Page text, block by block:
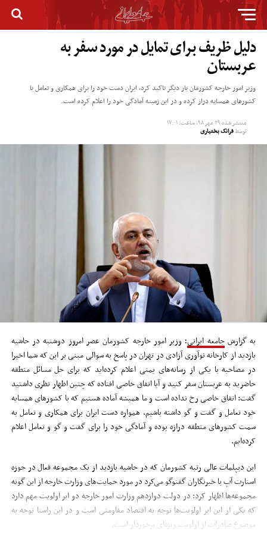
دلیل ظریف برای تمایل در مورد سفر به
عربستان
وزیر امور خارجه کشورمان بار دیگر تاکید کرد، ایران دست خود را برای همکاری و تعامل با
کشورهای همسایه دراز کرده و در این زمینه آمادگی خود را اعلام کرده است.
منتشر شده۲۹ مهر ۹۸, ساعت: ۱۷:۰۱
توسطفرانک بختیاری
به گزارشجامعه ایرانی؛ وزیر امور خارجه کشورمان عصر امروز دوشنبه در حاشیه
بازدید از کارخانه‌ نوآوری آزادی در تهران در پاسخ به سوالی مبنی بر این که شما اخیرا
در مصاحبه با یکی از رسانه‌های یمنی اعلام کرده‌اید که برای حل مسائل منطقه
حاضرید به عربستان سفر کنید و آیا اتفاق خاصی افتاده که چنین اظهار نظری داشتید
گفت: اتفاق خاصی رخ نداده است و ما همیشه آماده هستیم که با کشورهای همسایه
خود تعامل و گفت و گو داشته باشیم. همواره دست ایران برای همکاری و تعامل به
سمت کشورهای منطقه درازه بوده و آمادگی خود را برای گفت و گو و تعامل اعلام
کرده‌ایم.
این دیپلمات عالی رتبه کشورمان که در حاشیه بازدید از یک مجموعه فعال در حوزه
استارت آپ با خبرنگاران گفتوگو می‌کرد در مورد حمایت‌های وزارت خارجه از این گونه
مجموعه‌ها اظهار کرد:‌ در دولت دوازدهم وزارت امور خارجه دو ابر اولویت مهم دارد
که یکی از این ابر اولویت‌ها توجه به اقتصاد مقاومتی است و در این راستا توجه به
موضوع صادرات از اولویت ویژه‌ای برخوردار است.